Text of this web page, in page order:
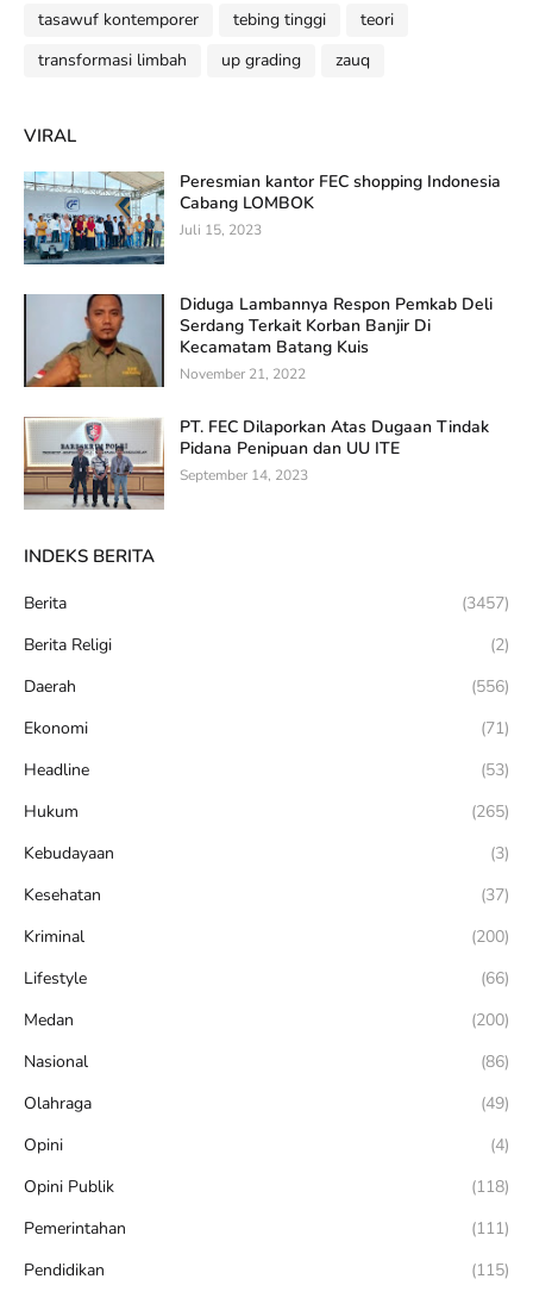
tasawuf kontemporer
tebing tinggi
teori
transformasi limbah
up grading zauq
VIRAL
Peresmian kantor FEC shopping Indonesia
Cabang LOMBOK
Juli 15, 2023
Diduga Lambannya Respon Pemkab Deli
Serdang Terkait Korban Banjir Di
Kecamatam Batang Kuis
November 21, 2022
PT. FEC Dilaporkan Atas Dugaan Tindak
Pidana Penipuan dan UU ITE
September 14, 2023
INDEKS BERITA
Berita
(3457)
Berita Religi
(2)
Daerah
(556)
Ekonomi
(71)
Headline
(53)
Hukum
(265)
Kebudayaan
(3)
Kesehatan
(37)
Kriminal
(200)
Lifestyle
(66)
Medan
(200)
Nasional
(86)
Olahraga
(49)
Opini
(4)
Opini Publik
(118)
Pemerintahan
(111)
Pendidikan
(115)